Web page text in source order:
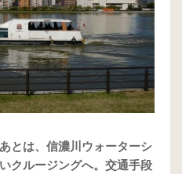
とは、信濃川ウォーターシ
クルージングへ。交通手段